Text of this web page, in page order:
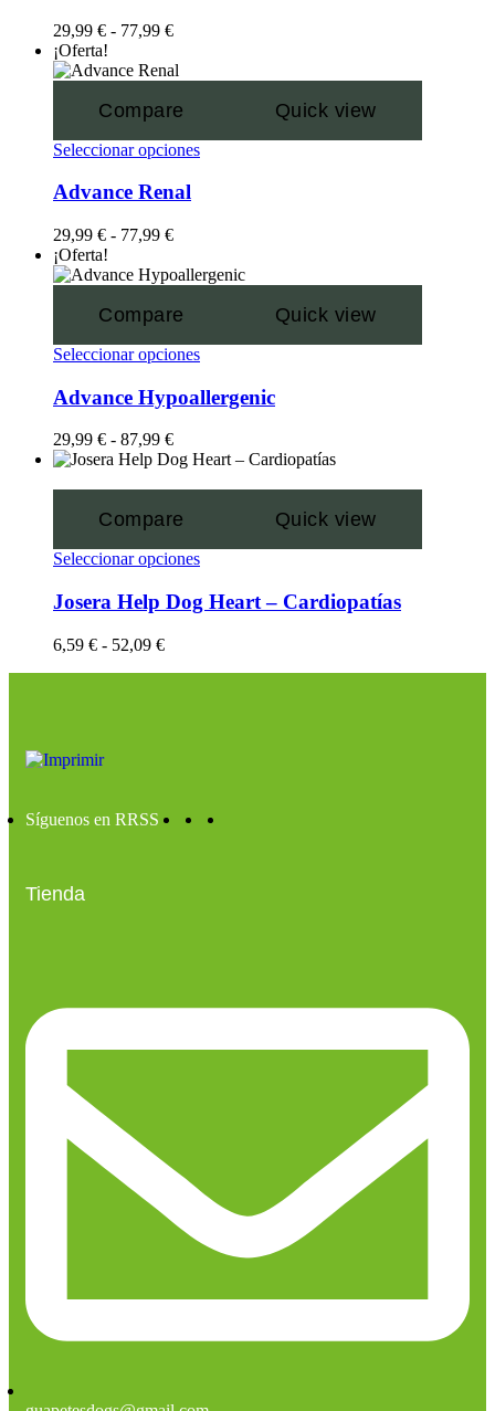
29,99 € - 77,99 €
¡Oferta!
Compare Quick view
Seleccionar opciones
Advance Renal
29,99 € - 77,99 €
¡Oferta!
Compare Quick view
Seleccionar opciones
Advance Hypoallergenic
29,99 € - 87,99 €
Compare Quick view
Seleccionar opciones
Josera Help Dog Heart – Cardiopatías
6,59 € - 52,09 €
Síguenos en RRSS
Tienda